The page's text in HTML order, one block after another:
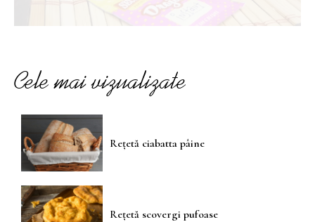
Cele mai vizualizate
Rețetă ciabatta pâine
Rețetă scovergi pufoase